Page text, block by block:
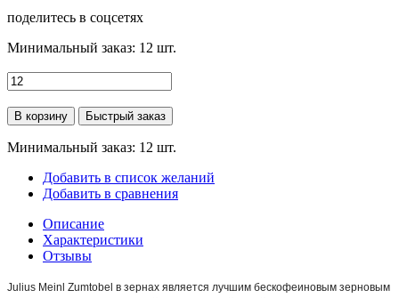
поделитесь в соцсетях
Минимальный заказ: 12 шт.
В корзину Быстрый заказ
Минимальный заказ: 12 шт.
Добавить в список желаний
Добавить в сравнения
Описание
Характеристики
Отзывы
Julius Meinl Zumtobel в зернах является лучшим бескофеиновым зерновым